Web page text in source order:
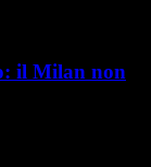
il Milan non